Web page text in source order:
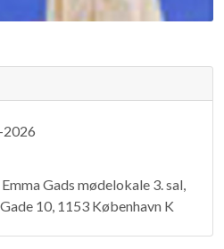
Gads mødelokale 3. sal,
10, 1153 København K